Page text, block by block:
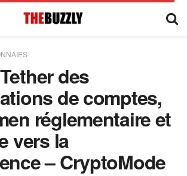
des
de comptes,
réglementaire et
vers la
– CryptoMode